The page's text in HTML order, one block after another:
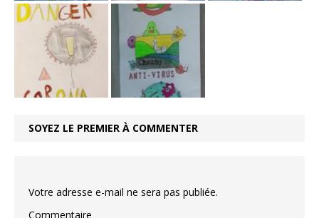
SOYEZ LE PREMIER À COMMENTER
Votre adresse e-mail ne sera pas publiée.
Commentaire